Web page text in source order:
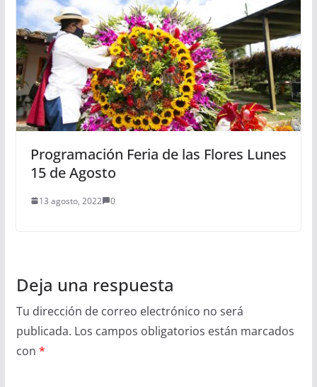
Programación Feria de las Flores Lunes
15 de Agosto
13 agosto, 2022 0
Deja una respuesta
Tu dirección de correo electrónico no será
publicada. Los campos obligatorios están marcados
con *